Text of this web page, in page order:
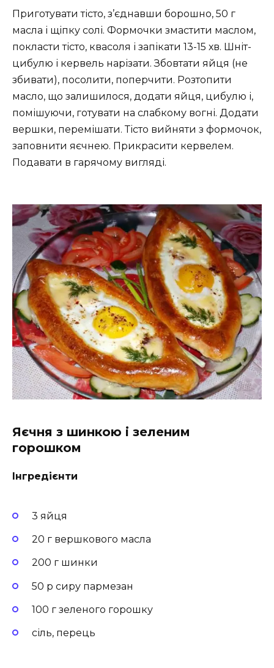
Приготувати тісто, з’єднавши борошно, 50 г
масла і щіпку солі. Формочки змастити маслом,
покласти тісто, квасоля і запікати 13-15 хв. Шніт-
цибулю і кервель нарізати. Збовтати яйця (не
збивати), посолити, поперчити. Розтопити
масло, що залишилося, додати яйця, цибулю і,
помішуючи, готувати на слабкому вогні. Додати
вершки, перемішати. Тісто вийняти з формочок,
заповнити яєчнею. Прикрасити кервелем.
Подавати в гарячому вигляді.
Яєчня з шинкою і зеленим
горошком
Інгредієнти
3 яйця
20 г вершкового масла
200 г шинки
50 р сиру пармезан
100 г зеленого горошку
сіль, перець